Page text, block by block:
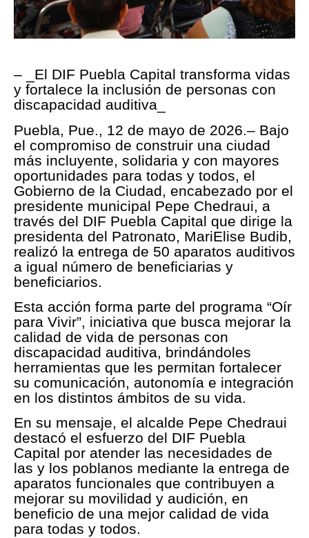
– _El DIF Puebla Capital transforma vidas
y fortalece la inclusión de personas con
discapacidad auditiva_
Puebla, Pue., 12 de mayo de 2026.– Bajo
el compromiso de construir una ciudad
más incluyente, solidaria y con mayores
oportunidades para todas y todos, el
Gobierno de la Ciudad, encabezado por el
presidente municipal Pepe Chedraui, a
través del DIF Puebla Capital que dirige la
presidenta del Patronato, MariElise Budib,
realizó la entrega de 50 aparatos auditivos
a igual número de beneficiarias y
beneficiarios.
Esta acción forma parte del programa “Oír
para Vivir”, iniciativa que busca mejorar la
calidad de vida de personas con
discapacidad auditiva, brindándoles
herramientas que les permitan fortalecer
su comunicación, autonomía e integración
en los distintos ámbitos de su vida.
En su mensaje, el alcalde Pepe Chedraui
destacó el esfuerzo del DIF Puebla
Capital por atender las necesidades de
las y los poblanos mediante la entrega de
aparatos funcionales que contribuyen a
mejorar su movilidad y audición, en
beneficio de una mejor calidad de vida
para todas y todos.